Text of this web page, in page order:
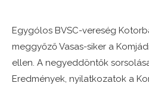
Egygólos BVSC-vereség
meggyőző Vasas-siker a
ellen. A negyeddöntők
Eredmények, nyilatkozatok a